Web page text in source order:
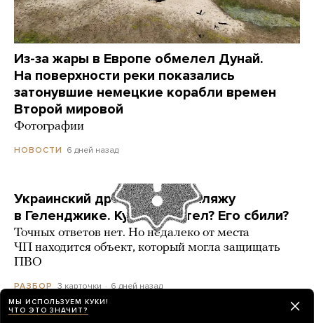
Из-за жары в Европе обмелел Дунай.
На поверхности реки показались
затонувшие немецкие корабли времен
Второй мировой
Фотографии
НОВОСТИ 6 дней назад
Украинский дрон попал по пляжу
в Геленджике. Куда он летел? Его сбили?
Точных ответов нет. Но недалеко от места
ЧП находится объект, который могла защищать
ПВО
РАЗБОР 3 карточки 6 дней назад
МЫ ИСПОЛЬЗУЕМ КУКИ!
ЧТО ЭТО ЗНАЧИТ?